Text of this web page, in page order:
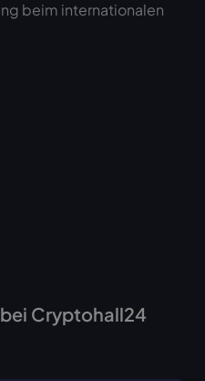
beim internationalen
Cryptohall24